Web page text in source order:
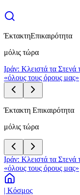
ΈκτακτηΕπικαιρότητα
μόλις τώρα
Ιράν: Κλειστά τα
«όλους τους όρους μας»
Έκτακτη Επικαιρότητα
μόλις τώρα
Ιράν: Κλειστά τα
«όλους τους όρους μας»
| Κόσμος